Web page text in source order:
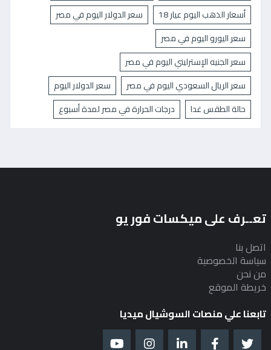
أسعار الذهب اليوم عيار 18
سعر الدولار اليوم في مصر
سعر اليورو اليوم في مصر
سعر الجنيه الإسترليني اليوم في مصر
سعر الريال السعودي اليوم في مصر
سعر الدولار اليوم
حالة الطقس غدا
درجات الحرارة في مصر لمدة أسبوع
تعــرف على ميكسات فور يو
اتصل بنا
سياسة الخصوصية
من نحن
خريطة الموقع
تابعنا علي منصات السوشيال ميديا